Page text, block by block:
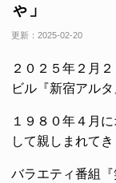
ゃ」
更新： 2025-02-20
２０２５年２月
ビル『新宿アルタ
１９８０年４月
して親しまれてき
バラエティ番組